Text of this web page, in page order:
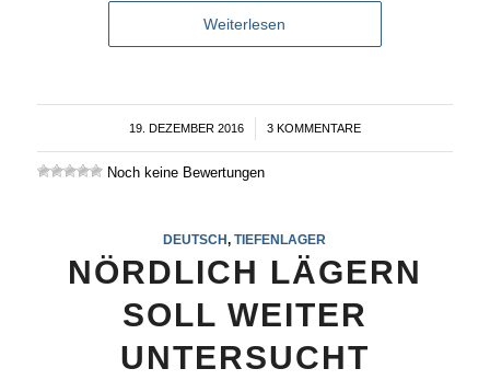
Weiterlesen
19. DEZEMBER 2016
/ 3 KOMMENTARE
Noch keine Bewertungen
DEUTSCH,TIEFENLAGER
NÖRDLICH LÄGERN
SOLL WEITER
UNTERSUCHT